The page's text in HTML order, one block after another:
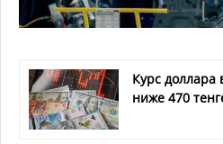
Курс доллара
ниже 470